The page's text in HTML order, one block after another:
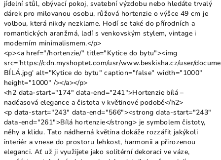
jídelní stůl, obývací pokoj, svatební výzdobu nebo hledáte trvalý
dárek pro milovanou osobu, růžová hortenzie o výšce 49 cm je
volbou, která nikdy nezklame. Hodí se také do přírodních a
romantických aranžmá, ladí s venkovským stylem, vintage i
moderním minimalismem.</p>
<p><a href="/hortenzie/" title="Kytice do bytu"><img
src='https://cdn.myshoptet.com/usr/www.beskisha.cz/user/
BÍLÁ.jpg' alt="Kytice do bytu" caption="false" width="1000"
height="1000" /></a></p>
<h2 data-start="174" data-end="241">Hortenzie bílá –
nadčasová elegance a čistota v květinové podobě</h2>
<p data-start="243" data-end="566"><strong data-start="243"
data-end="261">Bílá hortenzie</strong> je symbolem čistoty,
něhy a klidu. Tato nádherná květina dokáže rozzářit jakýkoli
interiér a vnese do prostoru lehkost, harmonii a přirozenou
eleganci. Ať už ji využijete jako solitérní dekoraci ve váze,